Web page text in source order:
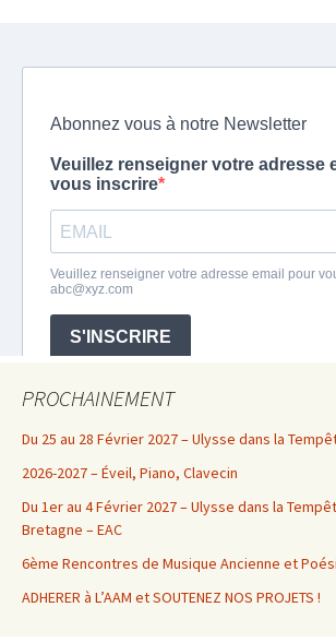
PROCHAINEMENT
Du 25 au 28 Février 2027 – Ulysse dans la
2026-2027 – Éveil, Piano, Clavecin
Du 1er au 4 Février 2027 – Ulysse dans la
Bretagne – EAC
6ème Rencontres de Musique Ancienne et
ADHERER à L’AAM et SOUTENEZ NOS PROJETS !